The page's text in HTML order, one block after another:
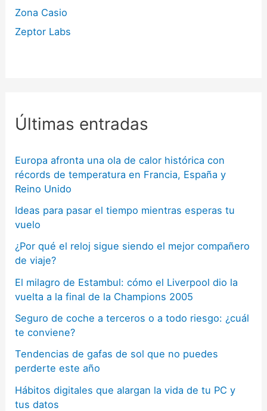
Zona Casio
Zeptor Labs
Últimas entradas
Europa afronta una ola de calor histórica con
récords de temperatura en Francia, España y
Reino Unido
Ideas para pasar el tiempo mientras esperas tu
vuelo
¿Por qué el reloj sigue siendo el mejor compañero
de viaje?
El milagro de Estambul: cómo el Liverpool dio la
vuelta a la final de la Champions 2005
Seguro de coche a terceros o a todo riesgo: ¿cuál
te conviene?
Tendencias de gafas de sol que no puedes
perderte este año
Hábitos digitales que alargan la vida de tu PC y
tus datos